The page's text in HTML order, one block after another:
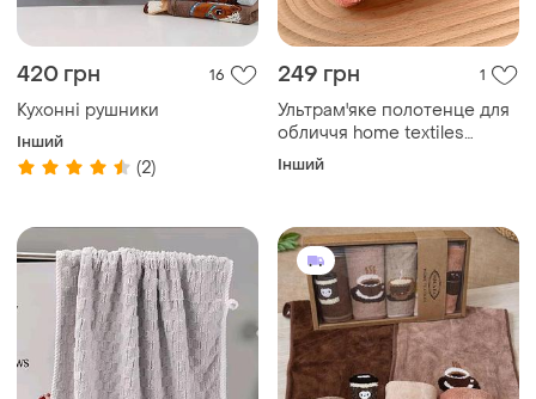
420 грн 16
Кухонні рушники
Інший
(2)
249 грн 1
Ультрам'яке полотенце для
обличчя home textiles
(35х75 см)
Інший